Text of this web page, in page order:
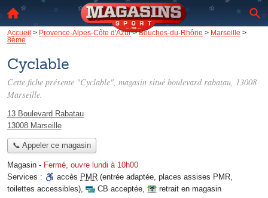
Accueil > Provence-Alpes-Côte d'Azur>Bouches-du-Rhône > Marseille >
8ème
Cyclable
Cette fiche présente "Cyclable", magasin situé boulevard rabatau, 13008
Marseille.
13 Boulevard Rabatau
13008 Marseille
📞 Appeler ce magasin
Magasin - Fermé, ouvre lundi à 10h00
Services :
accès PMR (entrée adaptée, places assises PMR,
toilettes accessibles), CB acceptée, retrait en magasin